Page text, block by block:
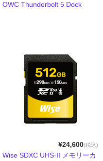
OWC Thunderbolt 5 Dock
¥24,600(税込)
Wise SDXC UHS-II メモリーカ